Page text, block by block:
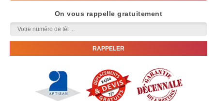
On vous rappelle gratuitement